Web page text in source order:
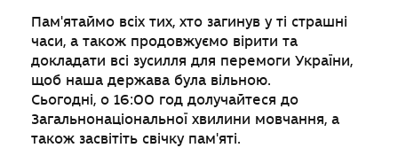
Пам'ятаймо всіх тих, хто загинув у ті страшні
часи, а також продовжуємо вірити та
докладати всі зусилля для перемоги України,
щоб наша держава була вільною.
Сьогодні, о 16:00 год долучайтеся до
Загальнонаціональної хвилини мовчання, а
також засвітіть свічку пам'яті.